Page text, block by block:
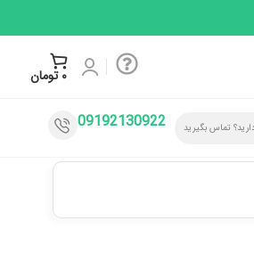
۰ تومان
تماس بگیرید 09192130922